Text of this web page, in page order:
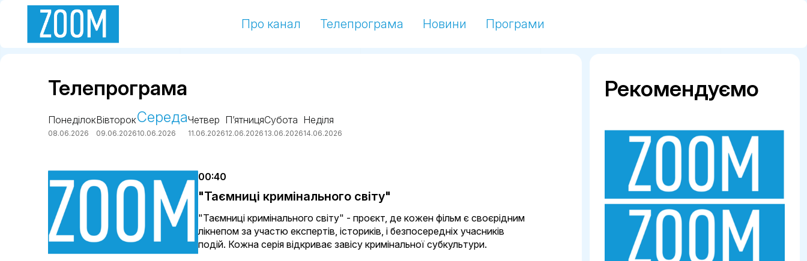
Про канал Телепрограма Новини Програми
Телепрограма
Понеділок
08.06.2026
Вівторок
09.06.2026
Середа
10.06.2026
Четвер
11.06.2026
П’ятниця
12.06.2026
Субота
13.06.2026
Неділя
14.06.2026
00:40
"Таємниці кримінального світу"
"Таємниці кримінального світу" - проєкт, де кожен фільм є своєрідним
лікнепом за участю експертів, істориків, і безпосередніх учасників
подій. Кожна серія відкриває завісу кримінальної субкультури.
Рекомендуємо